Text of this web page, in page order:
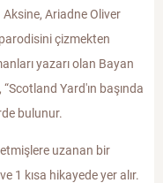
Aksine, Ariadne Oliver
çizmekten
yazarı olan Bayan
“Scotland Yard'ın başında
bulunur.
uzanan bir
1 kısa hikayede yer alır.